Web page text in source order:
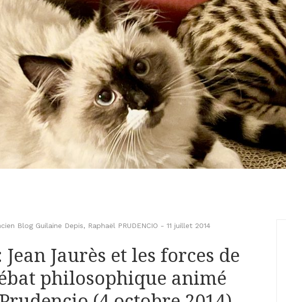
Blog Guilaine Depis, Raphaël PRUDENCIO - 11 juillet 2014
Jean Jaurès et les forces de
philosophique animé